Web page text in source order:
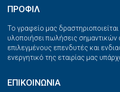
ΠΡΟΦΙΛ
Το γραφείο μας
υλοποιήσει πωλήσεις σημαντικών
επιλεγμένους επενδυτές και
ενεργητικό της εταιρίας μας
ΕΠΙΚΟΙΝΩΝΙΑ